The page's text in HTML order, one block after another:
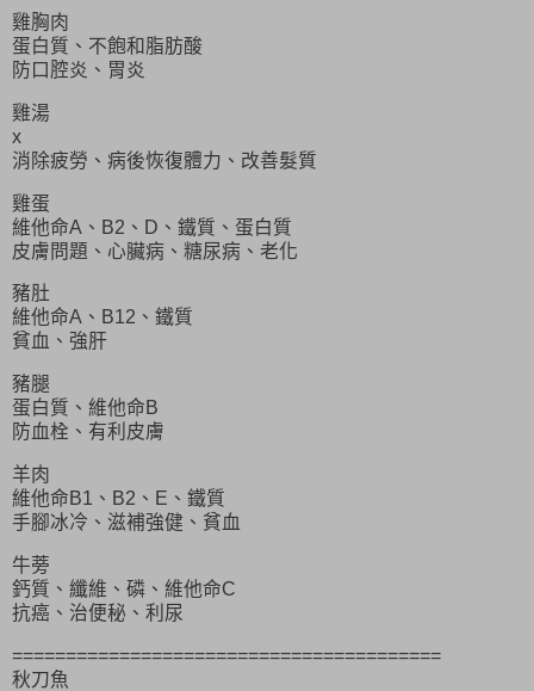
雞胸肉
蛋白質、不飽和脂肪酸
防口腔炎、胃炎
雞湯
x
消除疲勞、病後恢復體力、改善髮質
雞蛋
維他命A、B2、D、鐵質、蛋白質
皮膚問題、心臟病、糖尿病、老化
豬肚
維他命A、B12、鐵質
貧血、強肝
豬腿
蛋白質、維他命B
防血栓、有利皮膚
羊肉
維他命B1、B2、E、鐵質
手腳冰冷、滋補強健、貧血
牛蒡
鈣質、纖維、磷、維他命C
抗癌、治便秘、利尿
========================================
秋刀魚